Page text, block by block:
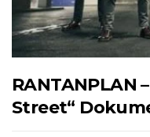
RANTANPLAN
Street“